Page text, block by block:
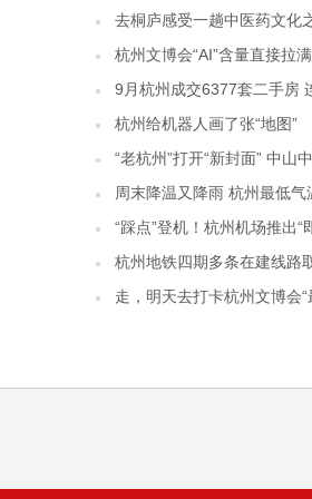
去桐庐感受一趟中医药文化
杭州文博会“AI”含量直接拉满
9月杭州成交6377套二手房
杭州给机器人画了张“地图”
“老杭州”打开“新封面” 中山中
周末降温又降雨 杭州最低气
“踩点”登机！杭州机场推出“
杭州地铁四期多条在建线路
走，明天去打卡杭州文博会“